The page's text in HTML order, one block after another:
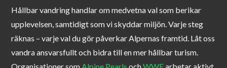
Hållbar vandring handlar om medvetna val som berikar
upplevelsen, samtidigt som vi skyddar miljön. Varje steg
räknas – varje val du gör påverkar Alpernas framtid. Låt oss
vandra ansvarsfullt och bidra till en mer hållbar turism.